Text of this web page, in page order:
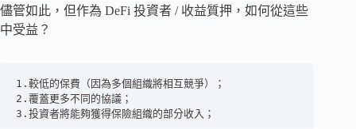
儘管如此，但作為 DeFi 投資者 / 收益質押，如何從這些
中受益？
1.較低的保費（因為多個組織將相互競爭）；
2.覆蓋更多不同的協議；
3.投資者將能夠獲得保險組織的部分收入；